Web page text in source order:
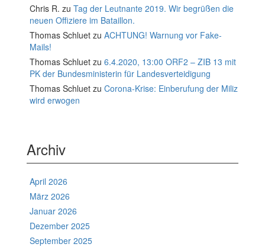
Chris R. zu Tag der Leutnante 2019. Wir begrüßen die
neuen Offiziere im Bataillon.
Thomas Schluet zu ACHTUNG! Warnung vor Fake-
Mails!
Thomas Schluet zu 6.4.2020, 13:00 ORF2 – ZIB 13 mit
PK der Bundesministerin für Landesverteidigung
Thomas Schluet zu Corona-Krise: Einberufung der Miliz
wird erwogen
Archiv
April 2026
März 2026
Januar 2026
Dezember 2025
September 2025